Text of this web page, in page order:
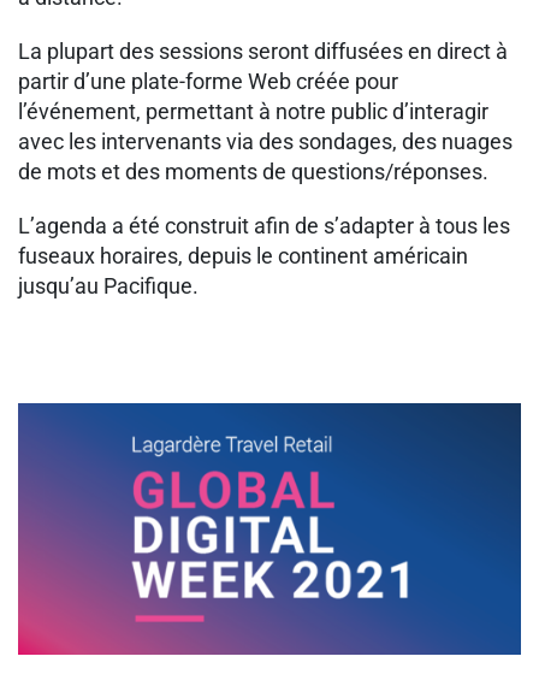
La plupart des sessions seront diffusées en direct à
partir d’une plate-forme Web créée pour
l’événement, permettant à notre public d’interagir
avec les intervenants via des sondages, des nuages
de mots et des moments de questions/réponses.
L’agenda a été construit afin de s’adapter à tous les
fuseaux horaires, depuis le continent américain
jusqu’au Pacifique.